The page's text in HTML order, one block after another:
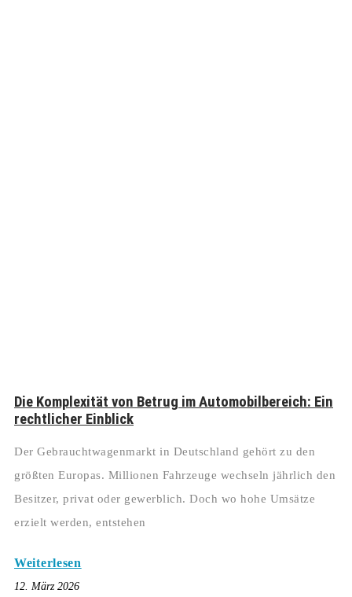
Die Komplexität von Betrug im Automobilbereich: Ein
rechtlicher Einblick
Der Gebrauchtwagenmarkt in Deutschland gehört zu den
größten Europas. Millionen Fahrzeuge wechseln jährlich den
Besitzer, privat oder gewerblich. Doch wo hohe Umsätze
erzielt werden, entstehen
Weiterlesen
12. März 2026